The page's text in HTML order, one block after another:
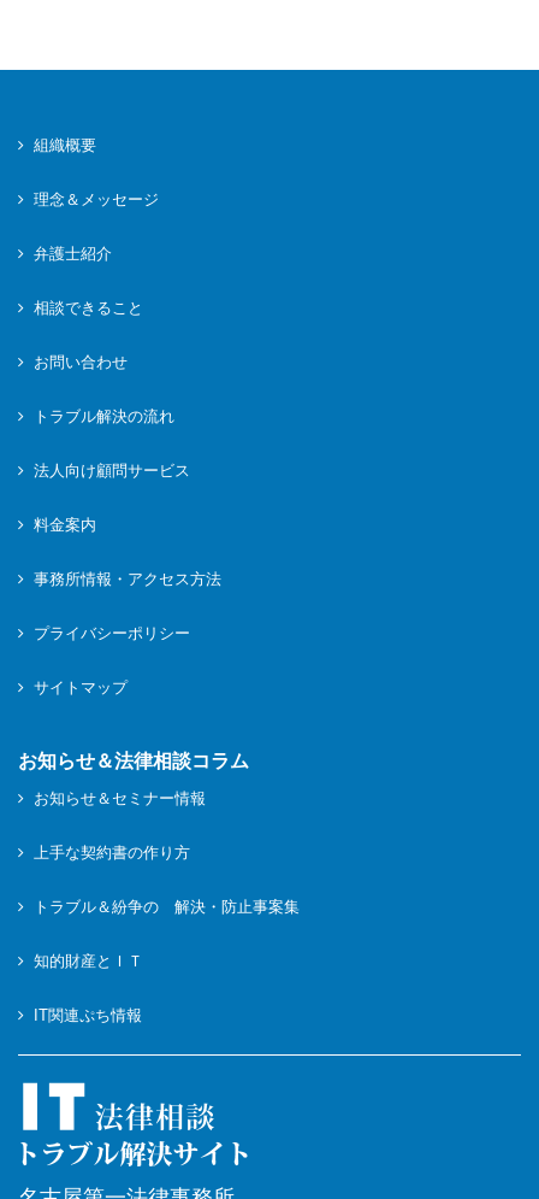
組織概要
理念＆メッセージ
弁護士紹介
相談できること
お問い合わせ
トラブル解決の流れ
法人向け顧問サービス
料金案内
事務所情報・アクセス方法
プライバシーポリシー
サイトマップ
お知らせ＆法律相談コラム
お知らせ＆セミナー情報
上手な契約書の作り方
トラブル＆紛争の 解決・防止事案集
知的財産とＩＴ
IT関連ぷち情報